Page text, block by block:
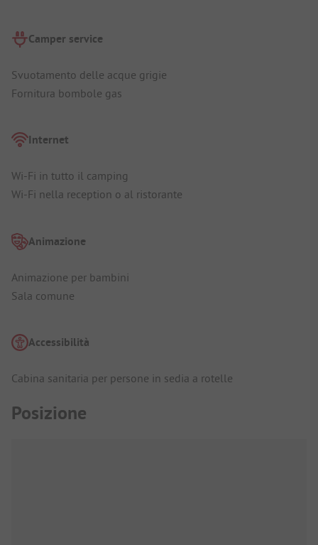
Camper service
Svuotamento delle acque grigie
Fornitura bombole gas
Internet
Wi-Fi in tutto il camping
Wi-Fi nella reception o al ristorante
Animazione
Animazione per bambini
Sala comune
Accessibilità
Cabina sanitaria per persone in sedia a rotelle
Posizione